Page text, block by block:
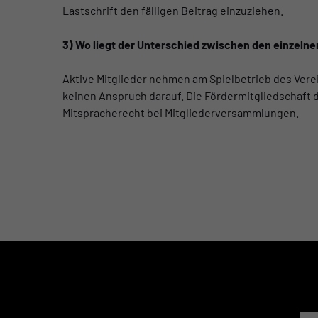
Lastschrift den fälligen Beitrag einzuziehen.
3) Wo liegt der Unterschied zwischen den
Aktive Mitglieder nehmen am Spielbetrieb des
keinen Anspruch darauf. Die
Mitspracherecht bei Mitgliederversammlungen.